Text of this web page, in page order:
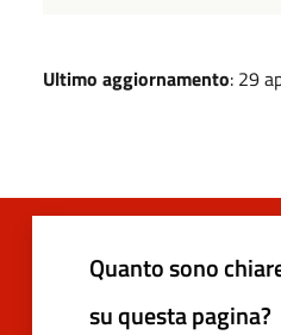
Ultimo aggiornamento: 29
Quanto sono
su questa pagina?